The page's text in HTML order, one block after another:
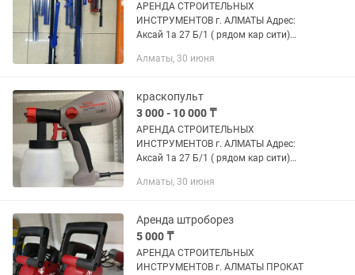
АРЕНДА СТРОИТЕЛЬНЫХ
ИНСТРУМЕНТОВ г. АЛМАТЫ Адрес:
Аксай 1а 27 Б/1 ( рядом кар сити)
рабочем состоянии Надежный
Доставка по городу...
Алматы, 30 июня
краскопульт
3 000 - 10 000 ₸
АРЕНДА СТРОИТЕЛЬНЫХ
ИНСТРУМЕНТОВ г. АЛМАТЫ Адрес:
Аксай 1а 27 Б/1 ( рядом кар сити)
рабочем состоянии Надежный
Доставка по городу...
Алматы, 30 июня
Аренда штроборез
5 000 ₸
АРЕНДА СТРОИТЕЛЬНЫХ
ИНСТРУМЕНТОВ г. АЛМАТЫ ПРОКАТ